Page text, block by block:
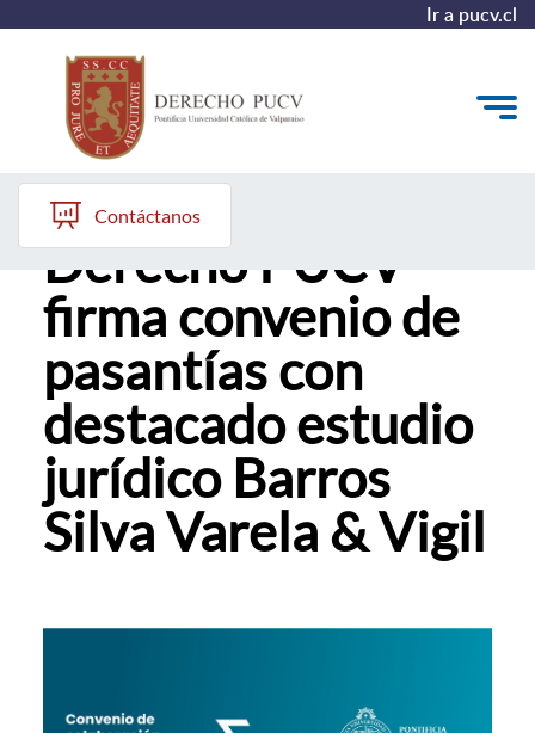
Ir a pucv.cl
Quiénes somos
Estudiantes y Admisión
Postgrados y Formación Continua
Investigación y Biblioteca
Vinculación con el Medio y Alumni
Contáctanos
Facultad de
Derecho PUCV
firma convenio de
pasantías con
destacado estudio
jurídico Barros
Silva Varela & Vigil